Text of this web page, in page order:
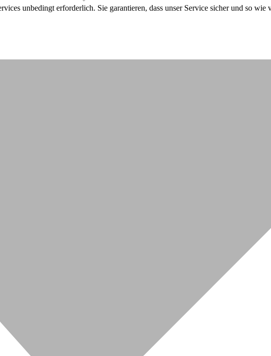
unbedingt erforderlich. Sie garantieren, dass unser Service sicher und so